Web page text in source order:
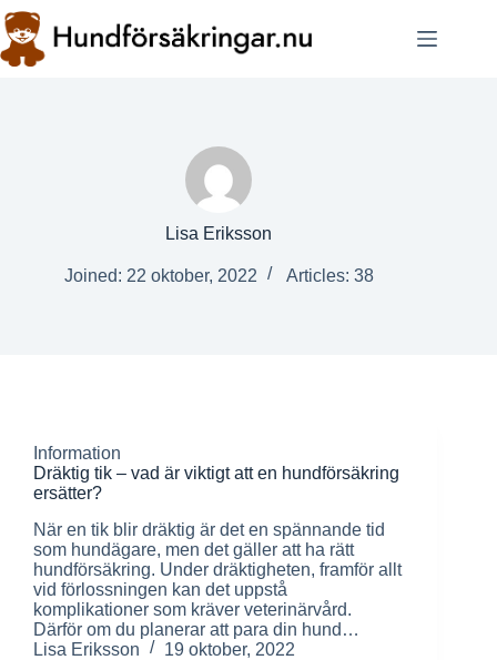
Skip
to
content
Lisa Eriksson
Joined: 22 oktober, 2022 Articles: 38
Information
Dräktig tik – vad är viktigt att en hundförsäkring
ersätter?
När en tik blir dräktig är det en spännande tid
som hundägare, men det gäller att ha rätt
hundförsäkring. Under dräktigheten, framför allt
vid förlossningen kan det uppstå
komplikationer som kräver veterinärvård.
Därför om du planerar att para din hund…
Lisa Eriksson
19 oktober, 2022